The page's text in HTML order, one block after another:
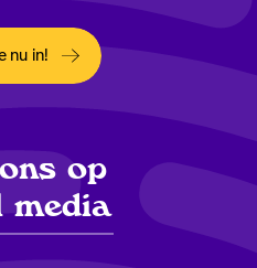
een nieuw tabblad
nu in!
op
media